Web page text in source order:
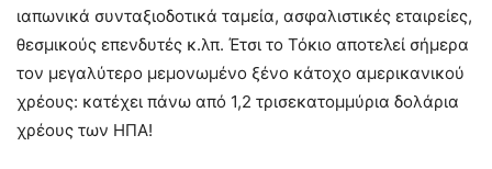
ιαπωνικά συνταξιοδοτικά ταμεία, ασφαλιστικές εταιρείες,
θεσμικούς επενδυτές κ.λπ. Έτσι το Τόκιο αποτελεί σήμερα
τον μεγαλύτερο μεμονωμένο ξένο κάτοχο αμερικανικού
χρέους: κατέχει πάνω από 1,2 τρισεκατομμύρια δολάρια
χρέους των ΗΠΑ!